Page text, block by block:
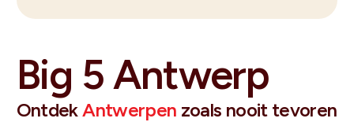
Big 5 Antwerp
OntdekAntwerpen zoals nooit tevoren